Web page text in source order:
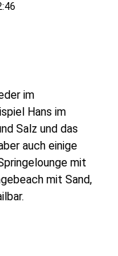
im
Hans im
Salz und das
auch einige
mit
mit Sand,